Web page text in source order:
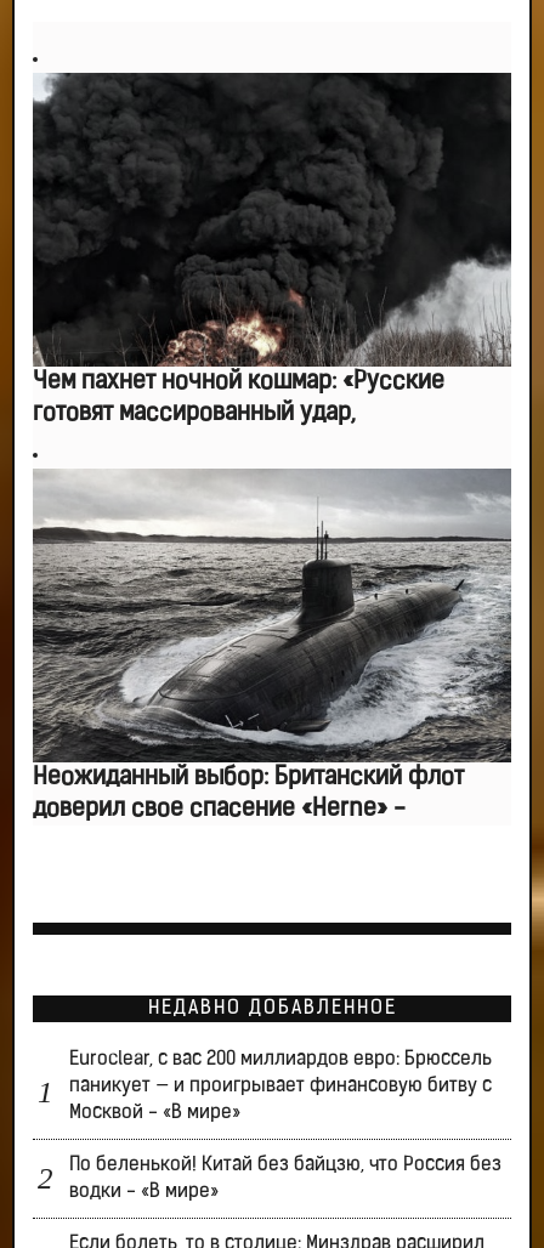
-- Самое большое богатство — это ум. Самая большая нищета — глупость.
Из всех страхов самый пугающий — самолюбование.
-- Лучшее, что можно сделать с хорошим советом, это пропустить его
мимо ушей. Он никогда не бывает полезен никому, кроме того, кто его дал.
-- Люблю давать советы и очень не люблю, когда их дают мне.
Чем пахнет ночной кошмар: «Русские
готовят массированный удар,
Неожиданный выбор: Британский флот
доверил свое спасение «Herne» -
НЕДАВНО ДОБАВЛЕННОЕ
Euroclear, с вас 200 миллиардов евро: Брюссель
паникует — и проигрывает финансовую битву с
Москвой - «В мире»
По беленькой! Китай без байцзю, что Россия без
водки - «В мире»